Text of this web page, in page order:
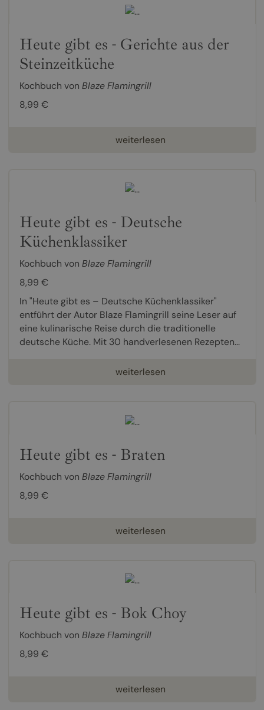
Heute gibt es - Gerichte aus der
Steinzeitküche
Kochbuch von Blaze Flamingrill
8,99 €
weiterlesen
Heute gibt es - Deutsche
Küchenklassiker
Kochbuch von Blaze Flamingrill
8,99 €
In "Heute gibt es – Deutsche Küchenklassiker"
entführt der Autor Blaze Flamingrill seine Leser auf
eine kulinarische Reise durch die traditionelle
deutsche Küche. Mit 30 handverlesenen Rezepten...
weiterlesen
Heute gibt es - Braten
Kochbuch von Blaze Flamingrill
8,99 €
weiterlesen
Heute gibt es - Bok Choy
Kochbuch von Blaze Flamingrill
8,99 €
weiterlesen